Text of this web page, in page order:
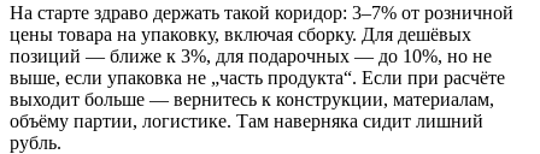
На старте здраво держать такой коридор: 3–7% от розничной
цены товара на упаковку, включая сборку. Для дешёвых
позиций — ближе к 3%, для подарочных — до 10%, но не
выше, если упаковка не „часть продукта“. Если при расчёте
выходит больше — вернитесь к конструкции, материалам,
объёму партии, логистике. Там наверняка сидит лишний
рубль.